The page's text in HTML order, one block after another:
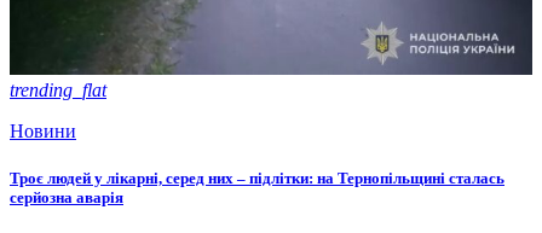
trending_flat
Новини
Троє людей у лікарні, серед них – підлітки: на Тернопільщині сталась
серйозна аварія